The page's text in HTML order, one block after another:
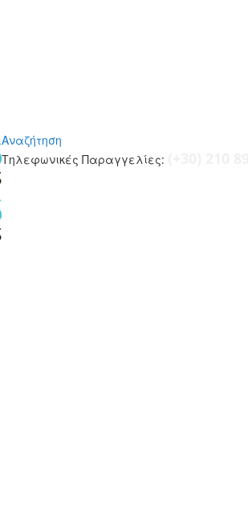
Αναζήτηση
Τηλεφωνικές Παραγγελίες:
περιεχόμενο